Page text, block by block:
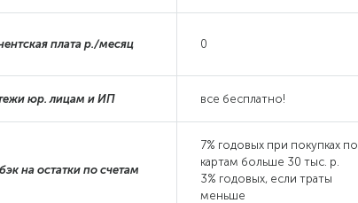
плата р./месяц 0
юр. лицам и ИП все бесплатно!
на остатки по счетам
7% годовых при покупках по
картам больше 30 тыс. р.
3% годовых, если траты
меньше